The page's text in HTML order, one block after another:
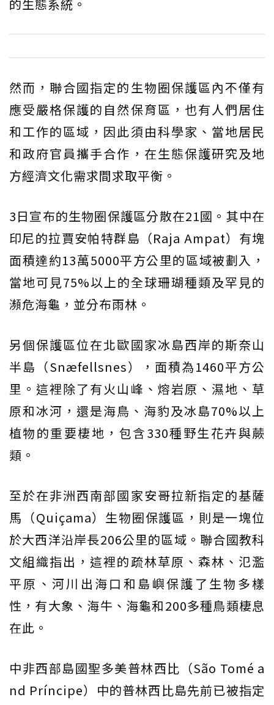
的生態系統。
然而，聯合國指定的生物圈保護區內不僅有
應受嚴格保護的自然保育區，也有人們居住
和工作的區域，因此須由科學家、當地居民
和政府官員攜手合作，在生態保護研究及地
方經濟文化需求間求取平衡。
3日宣布的生物圈保護區分散在21國。其中在
印尼的拉賈安帕特群島（Raja Ampat）有塊
面積達約13萬5000平方公里的區域被劃入，
當地可見75%以上的全球珊瑚種類及罕見的
瀕危海龜，並分布雨林。
另個保護區位在北歐國家冰島西岸的斯奈山
半島（Snæfellsnes），面積為1460平方公
里。這裡除了有火山峰、熔岩原、濕地、草
原和冰河，還是海鳥、海豹及冰島70%以上
植物的重要棲地，包含330種野生花卉與蕨
類。
至於在非洲西南部國家安哥拉新指定的基薩
馬（Quiçama）生物圈保護區，則是一塊位
於大西洋沿岸長206公里的區域。聯合國教科
文組織指出，這裡的疏林草原、森林、氾濫
平原、河川出海口和島嶼保護了生物多樣
性，有大象、海牛、海龜和200多種鳥類棲息
在此。
中非西部島國聖多美普林西比（São Tomé a
nd Príncipe）中的普林西比島先前已被指定